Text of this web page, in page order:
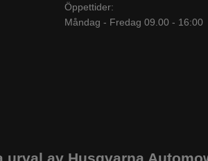
Öppettider:
Måndag - Fredag 09.00 - 16:00
urval av Husqvarna